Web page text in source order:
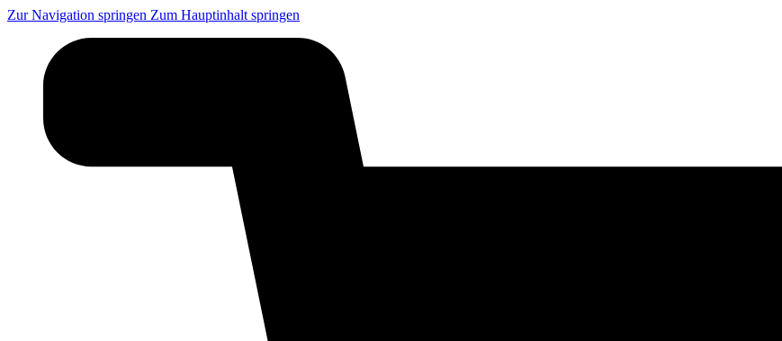
Zur Navigation springen Zum Hauptinhalt springen